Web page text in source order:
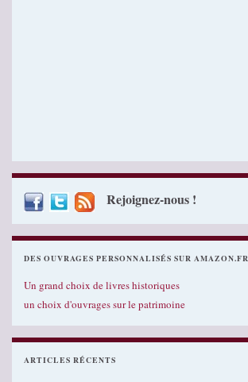
Rejoignez-nous !
DES OUVRAGES PERSONNALISÉS SUR AMAZON.FR
Un grand choix de livres historiques
un choix d'ouvrages sur le patrimoine
ARTICLES RÉCENTS